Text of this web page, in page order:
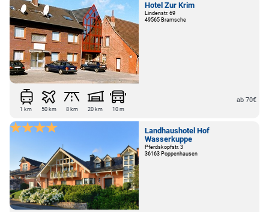
Hotel Zur Krim
Lindenstr. 69
49565 Bramsche
1 km 50 km 8 km 20 km 10 m
ab 70€
Landhaushotel Hof
Wasserkuppe
Pferdskopfstr. 3
36163 Poppenhausen